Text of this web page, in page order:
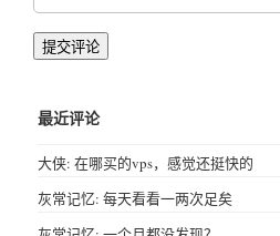
提交评论
最近评论
大侠: 在哪买的vps，感觉还挺快的
灰常记忆: 每天看看一两次足矣